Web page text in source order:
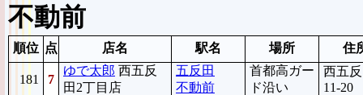
不動前
順位 点 店名 駅名 場所 住
181 7
ゆで太郎 西五反
田2丁目店
五反田
不動前
首都高ガー
ド沿い
西五
11-20